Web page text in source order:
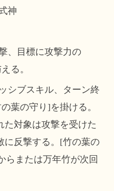
神
、目標に攻撃力の
る。
シブスキル、ターン終
葉の守り]を掛ける。
対象は攻撃を受けた
に反撃する。[竹の葉の
らまたは万年竹が次回